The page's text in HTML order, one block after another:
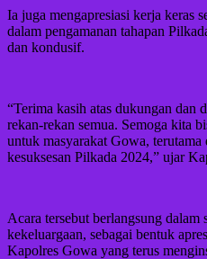
Ia juga mengapresiasi kerja keras
dalam pengamanan tahapan
dan kondusif.
“Terima kasih atas dukungan dan
rekan-rekan semua. Semoga kita
untuk masyarakat Gowa, terutama
kesuksesan Pilkada 2024,” ujar
Acara tersebut berlangsung dalam
kekeluargaan, sebagai bentuk
Kapolres Gowa yang terus